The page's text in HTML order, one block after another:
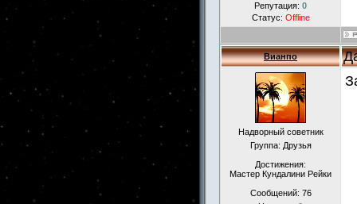
Репутация: 0
Статус: Offline
Вианпо
Надворный советник
Группа: Друзья
Достижения:
Мастер Кундалини Рейки
Сообщений: 76